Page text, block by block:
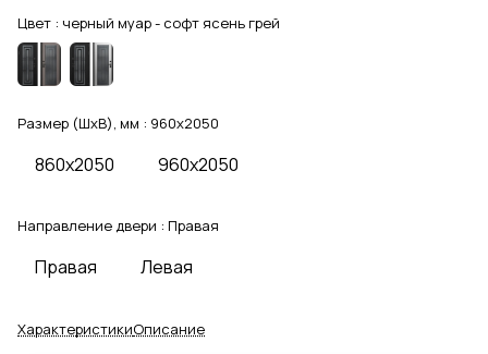
Цвет : черный муар - софт ясень грей
Размер (ШхВ), мм : 960x2050
860x2050 960x2050
Направление двери : Правая
Правая Левая
ХарактеристикиОписание